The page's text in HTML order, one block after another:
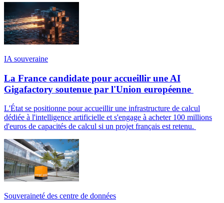
IA souveraine
La France candidate pour accueillir une AI
Gigafactory soutenue par l'Union européenne
L'État se positionne pour accueillir une infrastructure de calcul
dédiée à l'intelligence artificielle et s'engage à acheter 100 millions
d'euros de capacités de calcul si un projet français est retenu.
Souveraineté des centre de données